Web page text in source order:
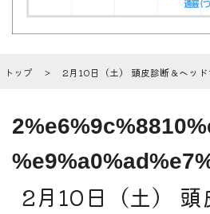
トップ 2月10日（土） 頭皮診断＆ヘッ
2月10日（土） 頭